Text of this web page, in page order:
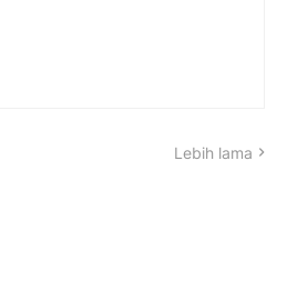
Lebih lama